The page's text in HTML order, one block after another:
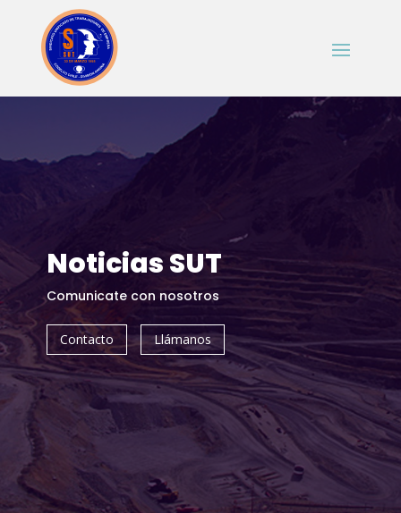
Noticias SUT
Comunicate con nosotros
Contacto Llámanos